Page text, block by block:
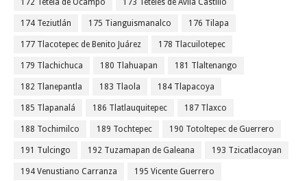
172 Tetela de Ocampo 173 Teteles de Avila Castillo
174 Teziutlán 175 Tianguismanalco 176 Tilapa
177 Tlacotepec de Benito Juárez 178 Tlacuilotepec
179 Tlachichuca 180 Tlahuapan 181 Tlaltenango
182 Tlanepantla 183 Tlaola 184 Tlapacoya
185 Tlapanalá 186 Tlatlauquitepec 187 Tlaxco
188 Tochimilco 189 Tochtepec 190 Totoltepec de Guerrero
191 Tulcingo 192 Tuzamapan de Galeana 193 Tzicatlacoyan
194 Venustiano Carranza 195 Vicente Guerrero